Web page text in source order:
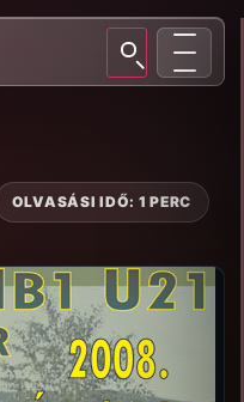
OLVASÁSI IDŐ: 1 PERC